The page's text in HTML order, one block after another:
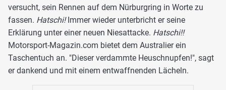
versucht, sein Rennen auf dem Nürburgring in Worte zu
fassen. Hatschi!Immer wieder unterbricht er seine
Erklärung unter einer neuen Niesattacke. Hatschi!!
Motorsport-Magazin.com bietet dem Australier ein
Taschentuch an. "Dieser verdammte Heuschnupfen!", sagt
er dankend und mit einem entwaffnenden Lächeln.